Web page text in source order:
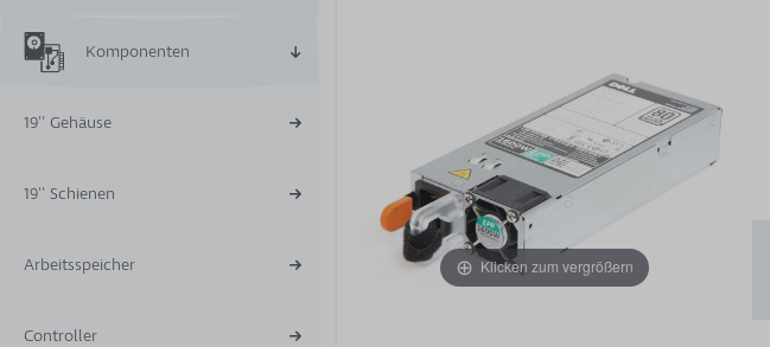
Komponenten
19'' Gehäuse
19'' Schienen
Arbeitsspeicher
Controller
Klicken zum vergrößern